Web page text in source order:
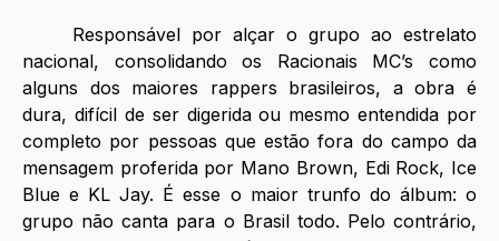
nacional, consolidando os Racionais MC’s como
alguns dos maiores rappers brasileiros, a obra é
dura, difícil de ser digerida ou mesmo entendida por
completo por pessoas que estão fora do campo da
mensagem proferida por Mano Brown, Edi Rock, Ice
Blue e KL Jay. É esse o maior trunfo do álbum: o
grupo não canta para o Brasil todo. Pelo contrário,